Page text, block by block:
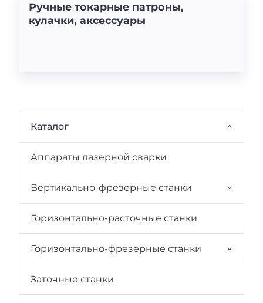
Ручные токарные патроны,
кулачки, аксессуары
Каталог
Аппараты лазерной сварки
Вертикально-фрезерные станки
Горизонтально-расточные станки
Горизонтально-фрезерные станки
Заточные станки